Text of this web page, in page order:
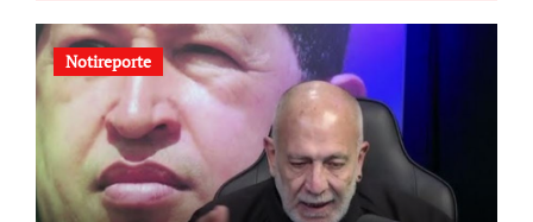
Notireporte